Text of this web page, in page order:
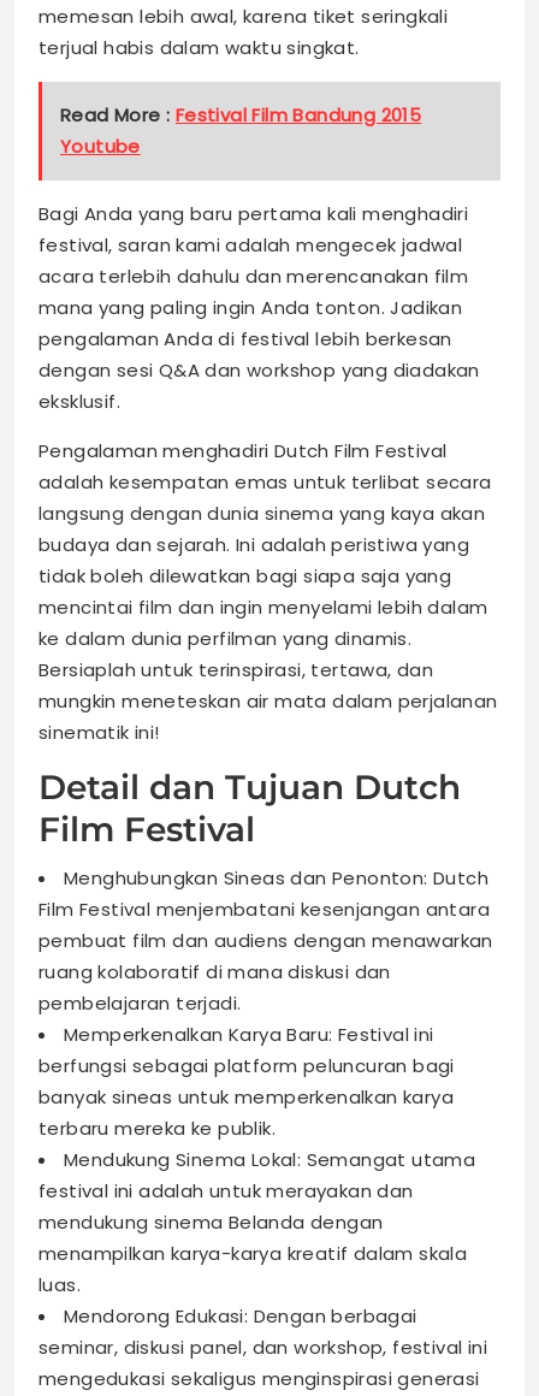
memesan lebih awal, karena tiket seringkali
terjual habis dalam waktu singkat.
Read More : Festival Film Bandung 2015
Youtube
Bagi Anda yang baru pertama kali menghadiri
festival, saran kami adalah mengecek jadwal
acara terlebih dahulu dan merencanakan film
mana yang paling ingin Anda tonton. Jadikan
pengalaman Anda di festival lebih berkesan
dengan sesi Q&A dan workshop yang diadakan
eksklusif.
Pengalaman menghadiri Dutch Film Festival
adalah kesempatan emas untuk terlibat secara
langsung dengan dunia sinema yang kaya akan
budaya dan sejarah. Ini adalah peristiwa yang
tidak boleh dilewatkan bagi siapa saja yang
mencintai film dan ingin menyelami lebih dalam
ke dalam dunia perfilman yang dinamis.
Bersiaplah untuk terinspirasi, tertawa, dan
mungkin meneteskan air mata dalam perjalanan
sinematik ini!
Detail dan Tujuan Dutch
Film Festival
Menghubungkan Sineas dan Penonton: Dutch
Film Festival menjembatani kesenjangan antara
pembuat film dan audiens dengan menawarkan
ruang kolaboratif di mana diskusi dan
pembelajaran terjadi.
Memperkenalkan Karya Baru: Festival ini
berfungsi sebagai platform peluncuran bagi
banyak sineas untuk memperkenalkan karya
terbaru mereka ke publik.
Mendukung Sinema Lokal: Semangat utama
festival ini adalah untuk merayakan dan
mendukung sinema Belanda dengan
menampilkan karya-karya kreatif dalam skala
luas.
Mendorong Edukasi: Dengan berbagai
seminar, diskusi panel, dan workshop, festival ini
mengedukasi sekaligus menginspirasi generasi